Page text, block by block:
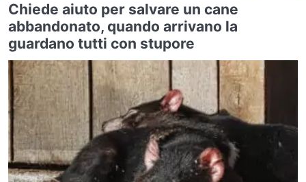
Chiede aiuto per salvare un cane
abbandonato, quando arrivano la
guardano tutti con stupore